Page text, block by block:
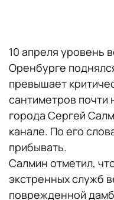
10 апреля уровень
Оренбурге
превышает
сантиметров почти
города Сергей
канале. По его
прибывать.
Салмин отметил,
экстренных служб
поврежденной